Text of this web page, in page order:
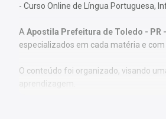
- Curso Online de Língua Portuguesa,
A Apostila Prefeitura de Toledo - PR
especializados em cada matéria e
O conteúdo foi organizado, visando
aprendizagem.